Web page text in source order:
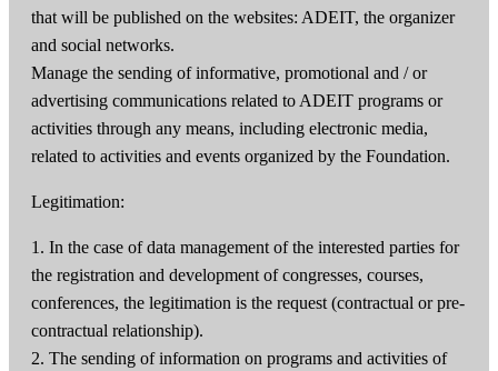
that will be published on the websites: ADEIT, the organizer
and social networks.
Manage the sending of informative, promotional and / or
advertising communications related to ADEIT programs or
activities through any means, including electronic media,
related to activities and events organized by the Foundation.
Legitimation:
1. In the case of data management of the interested parties for
the registration and development of congresses, courses,
conferences, the legitimation is the request (contractual or pre-
contractual relationship).
2. The sending of information on programs and activities of